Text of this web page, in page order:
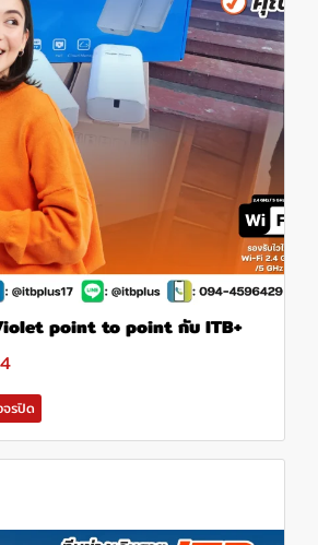
point to point กับ ITB+
รปิด